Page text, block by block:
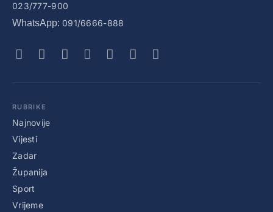
023/777-900
WhatsApp: 091/6666-888
RUBRIKE
Najnovije
Vijesti
Zadar
Županija
Sport
Vrijeme